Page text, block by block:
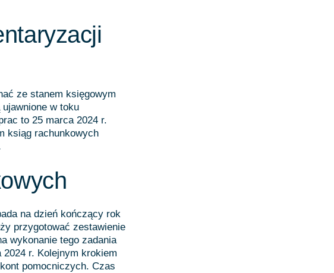
ze stanem księgowym
w toku
to 25 marca 2024 r.
ksiąg rachunkowych
na dzień kończący rok
przygotować zestawienie
wykonanie tego zadania
r. Kolejnym krokiem
pomocniczych. Czas